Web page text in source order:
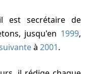
est secrétaire de
jusqu'en 1999,
à 2001.